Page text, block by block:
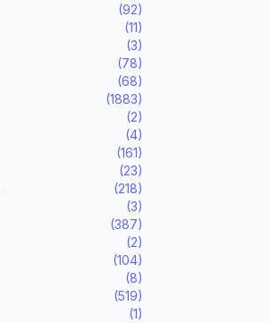
(92)
(11)
(3)
(78)
(68)
(1883)
(2)
(4)
(161)
(23)
(218)
(3)
(387)
(2)
(104)
(8)
(519)
(1)